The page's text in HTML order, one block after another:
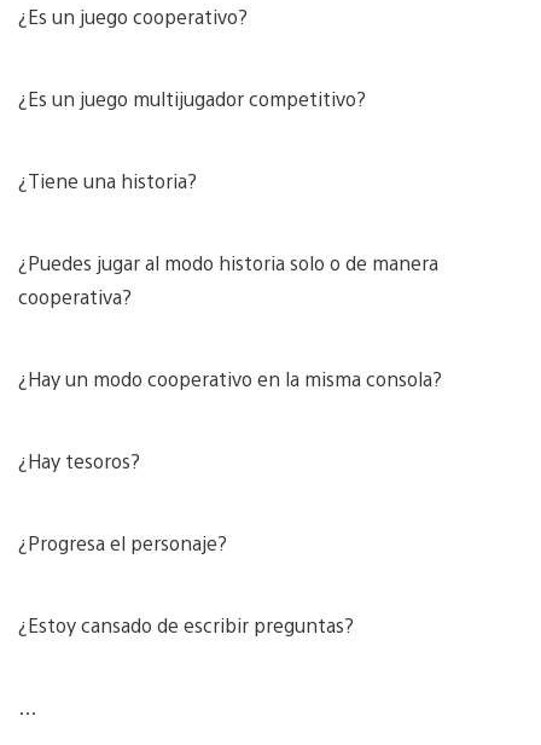
¿Es un juego cooperativo?
¿Es un juego multijugador competitivo?
¿Tiene una historia?
¿Puedes jugar al modo historia solo o de manera
cooperativa?
¿Hay un modo cooperativo en la misma consola?
¿Hay tesoros?
¿Progresa el personaje?
¿Estoy cansado de escribir preguntas?
…